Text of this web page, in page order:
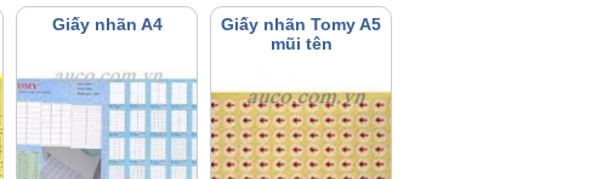
Giấy nhãn A4
Giấy nhãn Tomy A5
mũi tên